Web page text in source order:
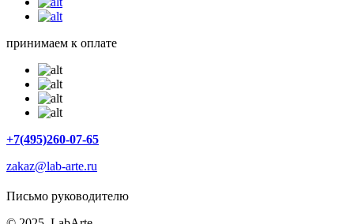
принимаем к оплате
+7(495)260-07-65
zakaz@lab-arte.ru
Письмо руководителю